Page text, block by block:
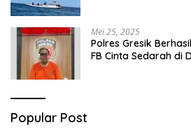
Mei 25, 2025
Polres Gresik
FB Cinta Sedarah di
Popular Post